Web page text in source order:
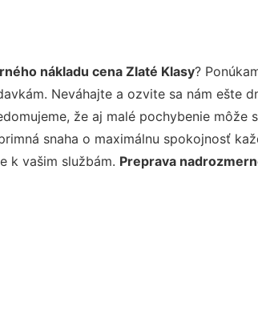
nákladu cena Zlaté Klasy?
Neváhajte a ozvite sa nám ešte
že aj malé pochybenie
snaha o maximálnu spokojnosť
k vašim službám. Preprava